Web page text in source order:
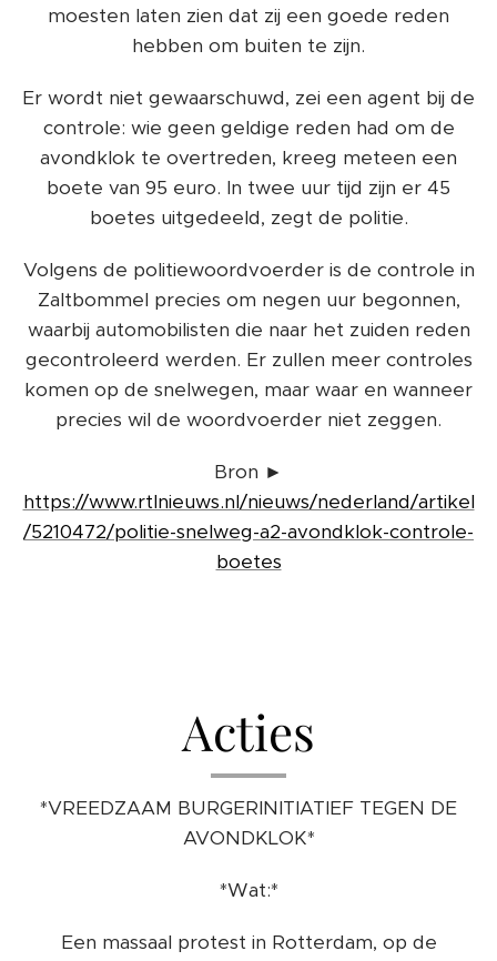
moesten laten zien dat zij een goede reden
hebben om buiten te zijn.
Er wordt niet gewaarschuwd, zei een agent bij de
controle: wie geen geldige reden had om de
avondklok te overtreden, kreeg meteen een
boete van 95 euro. In twee uur tijd zijn er 45
boetes uitgedeeld, zegt de politie.
Volgens de politiewoordvoerder is de controle in
Zaltbommel precies om negen uur begonnen,
waarbij automobilisten die naar het zuiden reden
gecontroleerd werden. Er zullen meer controles
komen op de snelwegen, maar waar en wanneer
precies wil de woordvoerder niet zeggen.
Bron ►
https://www.rtlnieuws.nl/nieuws/nederland/artikel
/5210472/politie-snelweg-a2-avondklok-controle-
boetes
Acties
*VREEDZAAM BURGERINITIATIEF TEGEN DE
AVONDKLOK*
*Wat:*
Een massaal protest in Rotterdam, op de